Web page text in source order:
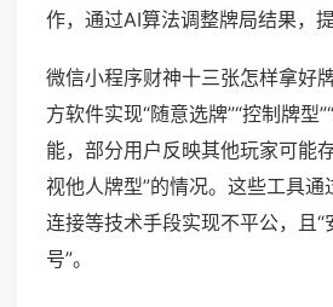
作，通过AI算法调整牌局结果，提
微信小程序财神十三张怎样拿好
方软件实现“随意选牌”“控制牌型
能，部分用户反映其他玩家可能
视他人牌型”的情况。这些工具
连接等技术手段实现不平公，且“
号”。